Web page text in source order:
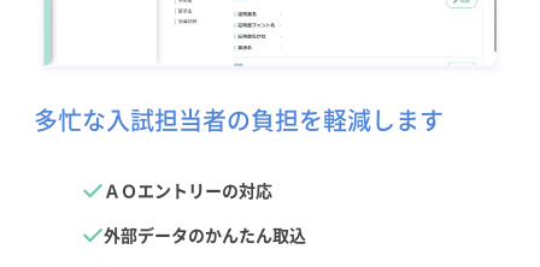
多忙な入試担当者の負担を軽減します
ＡＯエントリーの対応
外部データのかんたん取込